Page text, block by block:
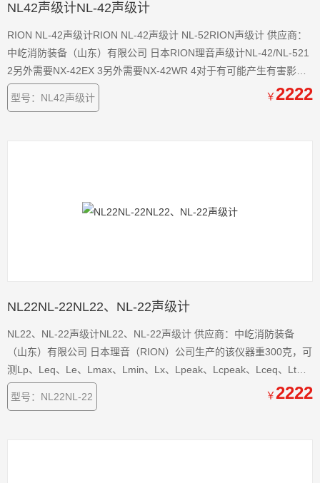
NL42声级计NL-42声级计
RION NL-42声级计RION NL-42声级计 NL-52RION声级计 供应商：
中屹消防装备（山东）有限公司 日本RION理音声级计NL-42/NL-521
2另外需要NX-42EX 3另外需要NX-42WR 4对于有可能产生有害影响
的严重粉尘（防尘型）,以及飞沫水。 供应商：中屹消防装备（山东）
有限公司 RION NL-42声级计RION NL-42声级计NL-52RI
型号：NL42声级计 ￥2222
NL22NL-22NL22、NL-22声级计
NL22、NL-22声级计NL22、NL-22声级计 供应商：中屹消防装备
（山东）有限公司 日本理音（RION）公司生产的该仪器重300克，可
测Lp、Leq、Le、Lmax、Lmin、Lx、Lpeak、Lcpeak、Lceq、Ltm5
等参数，能进行1/1与1/3倍频程分析，根据需要，可以同时测量及显
示几个感兴趣的参数，使用内存卡，可大容量保存测量数据及记录现
型号：NL22NL-22 ￥2222